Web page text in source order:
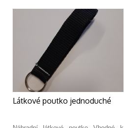
Látkové poutko jednoduché